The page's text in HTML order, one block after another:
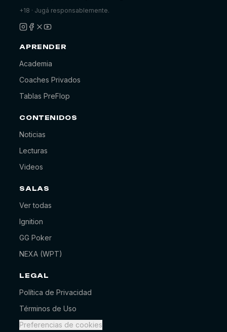
+18 · Jugá responsablemente.
APRENDER
Academia
Coaches Privados
Tablas PreFlop
CONTENIDOS
Noticias
Lecturas
Videos
SALAS
Ver todas
Ignition
GG Poker
NEXA (WPT)
LEGAL
Política de Privacidad
Términos de Uso
Preferencias de cookies
En línea